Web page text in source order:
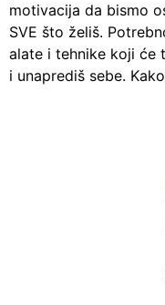
motivacija da bismo
SVE što želiš.
alate i tehnike koji će
i unaprediš sebe.